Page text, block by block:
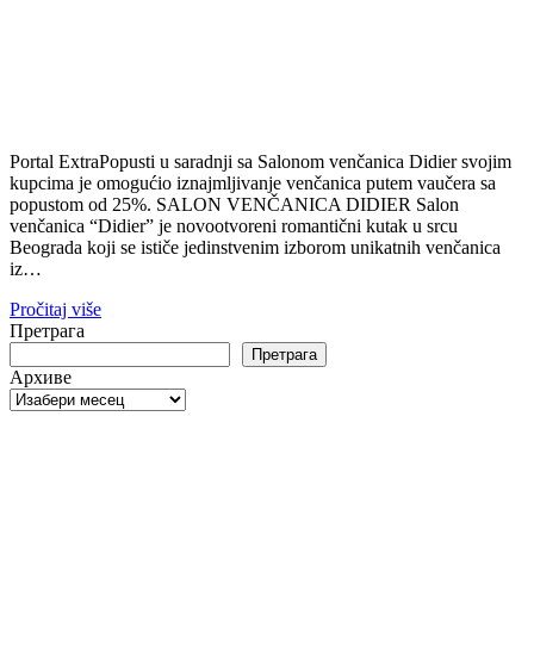
Portal ExtraPopusti u saradnji sa Salonom venčanica Didier svojim
kupcima je omogućio iznajmljivanje venčanica putem vaučera sa
popustom od 25%. SALON VENČANICA DIDIER Salon
venčanica “Didier” je novootvoreni romantični kutak u srcu
Beograda koji se ističe jedinstvenim izborom unikatnih venčanica
iz…
Pročitaj više
Претрага
Претрага
Архиве